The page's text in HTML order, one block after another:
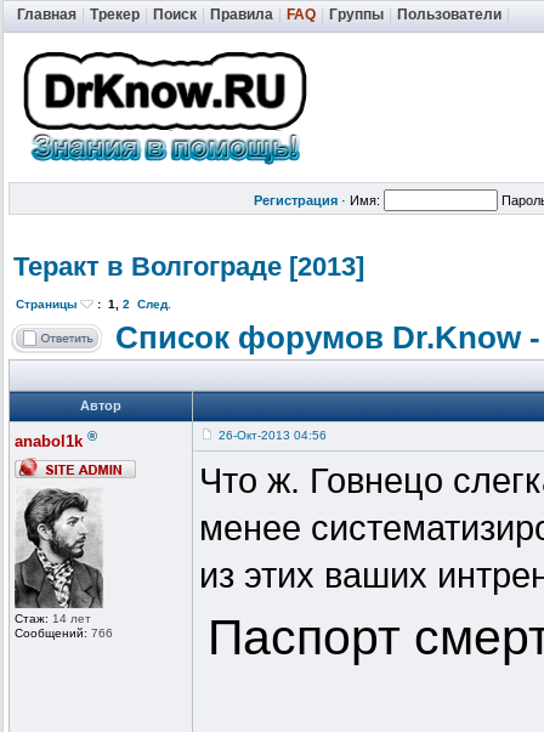
Главная Трекер Поиск Правила FAQ Группы Пользователи
Регистрация · Имя:
Теракт в Волгограде [2013]
Страницы : 1, 2 След.
Список форумов Dr.Know
Автор
anabol1k ®
Стаж: 14 лет
Сообщений: 766
26-Окт-2013 04:56
Что ж. Говнецо
менее
из этих ваших
Паспорт